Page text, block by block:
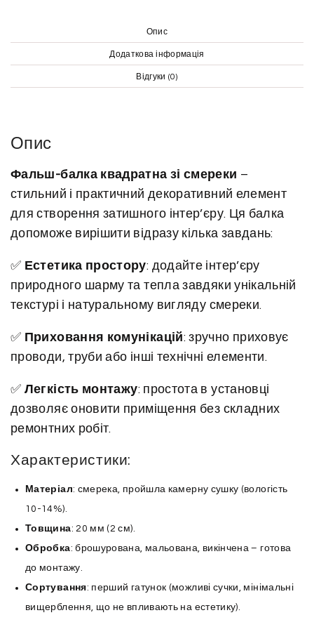
р
н
с
м
е
р
и
к
л
ь
к
с
т
ь
Опис
Додаткова інформація
Відгуки (0)
Опис
Фальш-балка квадратна зі смереки –
стильний і практичний декоративний елемент
для створення затишного інтер’єру. Ця балка
допоможе вирішити відразу кілька завдань:
✅ Естетика простору: додайте інтер’єру
природного шарму та тепла завдяки унікальній
текстурі і натуральному вигляду смереки.
✅ Приховання комунікацій: зручно приховує
проводи, труби або інші технічні елементи.
✅ Легкість монтажу: простота в установці
дозволяє оновити приміщення без складних
ремонтних робіт.
Характеристики:
Матеріал: смерека, пройшла камерну сушку (вологість
10-14%).
Товщина: 20 мм (2 см).
Обробка: брошурована, мальована, викінчена – готова
до монтажу.
Сортування: перший гатунок (можливі сучки, мінімальні
вищерблення, що не впливають на естетику).